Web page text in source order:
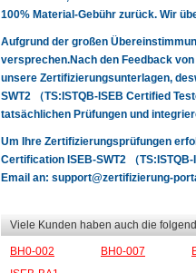
100% Material-Gebühr zurück. Wir
Aufgrund der großen
versprechen.Nach den Feedback
unsere Zertifizierungsunterlagen,
SWT2 （TS:ISTQB-ISEB Certified
tatsächlichen Prüfungen und
Um Ihre Zertifizierungsprüfungen
Certification ISEB-SWT2 （
Email an: support@zertifizierung-
Viele Kunden haben auch die
BH0-002 BH0-007